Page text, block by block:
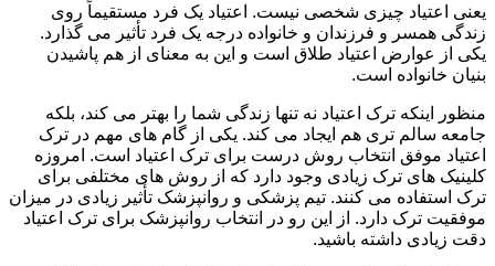
یعنی اعتیاد چیزی شخصی نیست. اعتیاد یک فرد مستقیماً روی
زندگی همسر و فرزندان و خانواده درجه یک فرد تأثیر می گذارد.
یکی از عوارض اعتیاد طلاق است و این به معنای از هم پاشیدن
بنیان خانواده است.
منظور اینکه ترک اعتیاد نه تنها زندگی شما را بهتر می کند، بلکه
جامعه سالم تری هم ایجاد می کند. یکی از گام های مهم در ترک
اعتیاد موفق انتخاب روش درست برای ترک اعتیاد است. امروزه
کلینیک های ترک زیادی وجود دارد که از روش های مختلفی برای
ترک استفاده می کنند. تیم پزشکی و روانپزشک تأثیر زیادی در میزان
موفقیت ترک دارد. از این رو در انتخاب روانپزشک برای ترک اعتیاد
دقت زیادی داشته باشید.